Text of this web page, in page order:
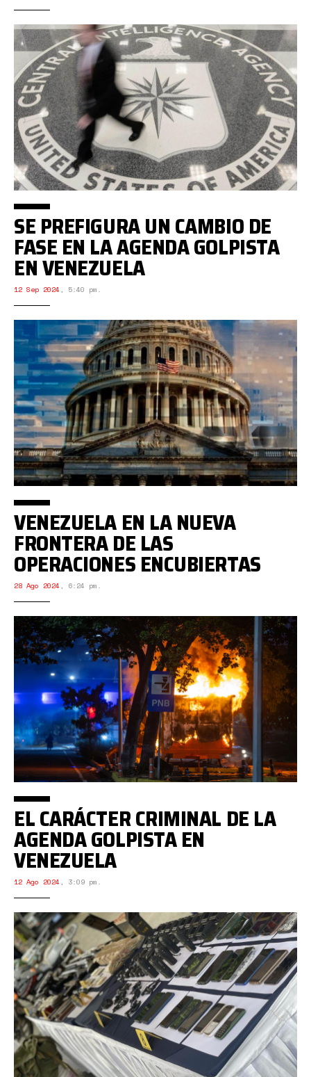
SE PREFIGURA UN CAMBIO DE
FASE EN LA AGENDA GOLPISTA
EN VENEZUELA
12 Sep 2024 , 5:40 pm.
VENEZUELA EN LA NUEVA
FRONTERA DE LAS
OPERACIONES ENCUBIERTAS
28 Ago 2024 , 6:24 pm.
EL CARÁCTER CRIMINAL DE LA
AGENDA GOLPISTA EN
VENEZUELA
12 Ago 2024 , 3:09 pm.